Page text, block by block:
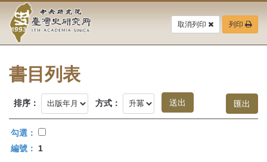
要
中
央
研
究
院-
臺
灣
取消列印 列印
書目列表
排序： 方式：
勾選：
編號：
1